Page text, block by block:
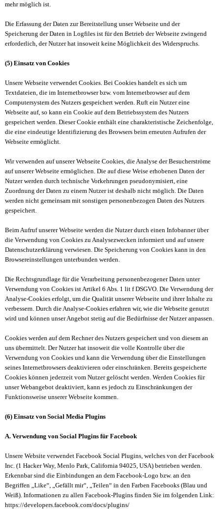
mehr möglich ist.
Die Erfassung der Daten zur Bereitstellung unser Webseite und der
Speicherung der Daten in Logfiles ist für den Betrieb der Webseite zwingend
erforderlich, der Nutzer hat insoweit keine Möglichkeit des Widerspruchs.
(5) Einsatz von Cookies
Unsere Webseite verwendet Cookies. Bei Cookies handelt es sich um
Textdateien, die im Internetbrowser bzw. vom Internetbrowser auf dem
Computersystem des Nutzers gespeichert werden. Ruft ein Nutzer eine
Webseite auf, so kann ein Cookie auf dem Betriebssystem des Nutzers
gespeichert werden. Dieser Cookie enthält eine charakteristische Zeichenfolge,
die eine eindeutige Identifizierung des Browsers beim erneuten Aufrufen der
Webseite ermöglicht.
Wir verwenden auf unserer Webseite Cookies, die Analyse der Besucherströme
auf unserer Webseite ermöglichen. Die auf diese Weise erhobenen Daten der
Nutzer werden durch technische Vorkehrungen pseudonymisiert, eine
Zuordnung der Daten zu einem Nutzer ist deshalb nicht möglich. Die Daten
werden nicht gemeinsam mit sonstigen personenbezogen Daten des Nutzers
gespeichert.
Beim Aufruf unserer Webseite werden die Nutzer durch einen Infobanner über
die Verwendung von Cookies zu Analysezwecken informiert und auf unsere
Datenschutzerklärung verwiesen. Die Speicherung von Cookies kann in den
Browsereinstellungen unterbunden werden.
Die Rechtsgrundlage für die Verarbeitung personenbezogener Daten unter
Verwendung von Cookies ist Artikel 6 Abs. 1 lit f DSGVO. Die Verwendung der
Analyse-Cookies erfolgt, um die Qualität unserer Webseite und ihrer Inhalte zu
verbessern. Durch die Analyse-Cookies erfahren wir, wie die Webseite genutzt
wird und können unser Angebot stetig auf die Bedürfnisse der Nutzer anpassen.
Cookies werden auf dem Rechner des Nutzers gespeichert und von diesem an
uns übermittelt. Der Nutzer hat insoweit die volle Kontrolle über die
Verwendung von Cookies und kann die Verwendung über die Einstellungen
seines Internetbrowsers deaktivieren oder einschränken. Bereits gespeicherte
Cookies können jederzeit vom Nutzer gelöscht werden. Werden Cookies für
unser Webangebot deaktiviert, kann es jedoch zu Einschränkungen der
Funktionsweise unserer Webseite kommen.
(6) Einsatz von Social Media Plugins
A. Verwendung von Social Plugins für Facebook
Unsere Website verwendet Facebook Social Plugins, welches von der Facebook
Inc. (1 Hacker Way, Menlo Park, California 94025, USA) betrieben werden.
Erkennbar sind die Einbindungen an dem Facebook-Logo bzw. an den
Begriffen „Like“, „Gefällt mir“, „Teilen“ in den Farben Facebooks (Blau und
Weiß). Informationen zu allen Facebook-Plugins finden Sie im folgenden Link:
https://developers.facebook.com/docs/plugins/